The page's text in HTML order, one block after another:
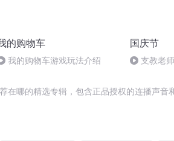
的购物车
我的购物车游戏玩法介绍
国庆节
支教老
在哪的精选专辑，包含正品授权的连播声音